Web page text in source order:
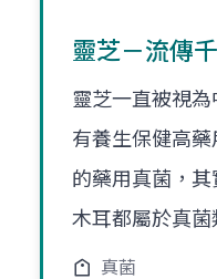
靈芝－流傳
靈芝一直被視
有養生保健高
的藥用真菌，其
木耳都屬於真菌
真菌